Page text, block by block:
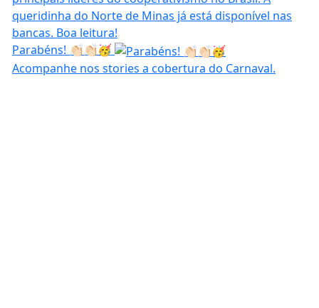
Parabéns! 👏🏻👏🏻🥳
Acompanhe nos stories a cobertura do Carnaval.